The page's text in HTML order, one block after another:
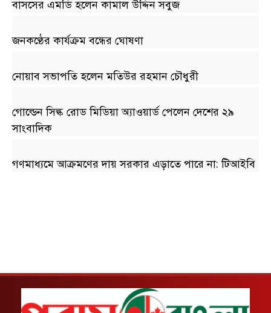
বাসসের এমডি হলেন কামাল উদ্দিন সবুজ
জনকণ্ঠের কার্যক্রম বন্ধের ঘোষণা
নোয়াব সভাপতি হলেন মতিউর রহমান চৌধুরী
গোল্ডেন সিল্ক রোড মিডিয়া অ্যাওয়ার্ড পেলেন দেশের ২৯
সাংবাদিক
গণমাধ্যমে আক্রমণের দায় সরকার এড়াতে পারে না: টিআইবি